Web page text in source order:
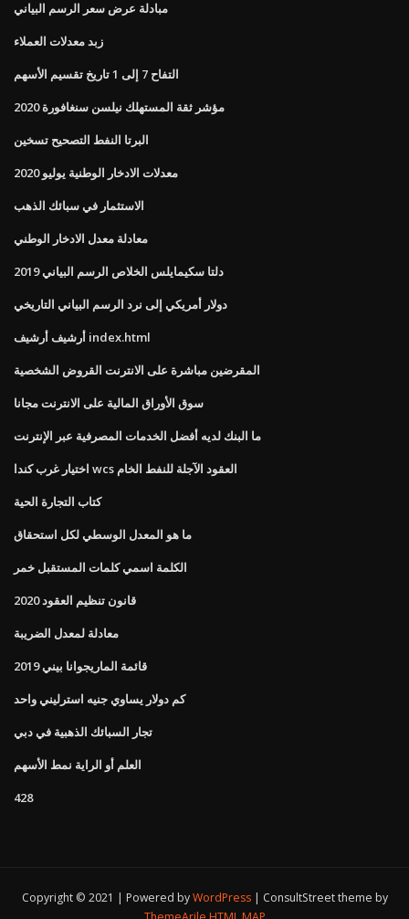
مبادلة عرض سعر الرسم البياني
زبد معدلات العملاء
التفاح 7 إلى 1 تاريخ تقسيم الأسهم
مؤشر ثقة المستهلك نيلسن سنغافورة 2020
البرتا النفط التصحيح تسخين
معدلات الادخار الوطنية يوليو 2020
الاستثمار في سبائك الذهب
معادلة معدل الادخار الوطني
دلتا سكيمايلس الخلاص الرسم البياني 2019
دولار أمريكي إلى نرد الرسم البياني التاريخي
أرشيف أرشيف index.html
المقرضين مباشرة على الانترنت القروض الشخصية
سوق الأوراق المالية على الانترنت مجانا
ما البنك لديه أفضل الخدمات المصرفية عبر الإنترنت
اختيار غرب كندا wcs العقود الآجلة للنفط الخام
كتاب التجارة الحية
ما هو المعدل الوسطي لكل استحقاق
الكلمة اسمي كلمات المستقبل خمر
قانون تنظيم العقود 2020
معادلة لمعدل الضريبة
قائمة الماريجوانا بيني 2019
كم دولار يساوي جنيه استرليني واحد
تجار السبائك الذهبية في دبي
العلم أو الراية نمط الأسهم
428
Copyright © 2021 | Powered byWordPress
ConsultStreet theme by